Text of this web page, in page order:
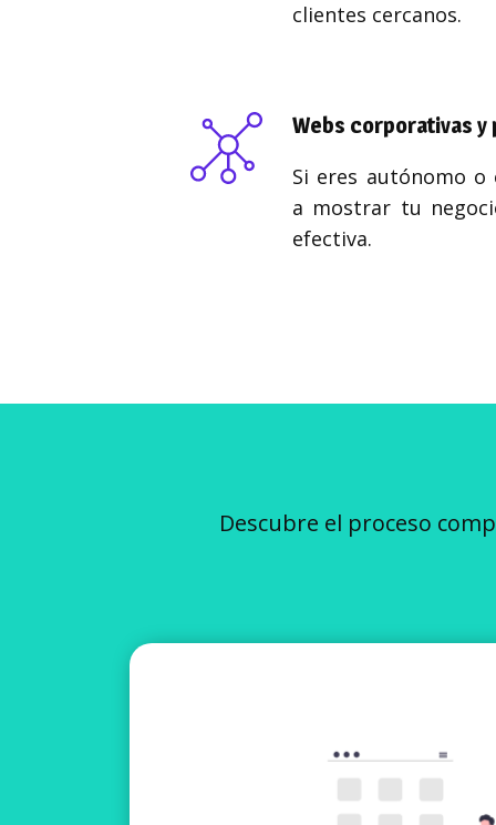
clientes cercanos.
Webs corporativas
Si eres autónomo o
a mostrar tu
efectiva.
Descubre el proceso